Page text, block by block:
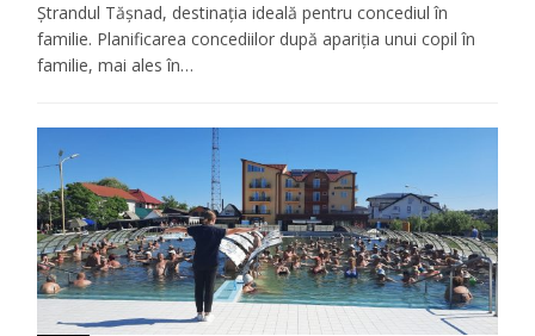
Ștrandul Tășnad, destinația ideală pentru concediul în
familie. Planificarea concediilor după apariția unui copil în
familie, mai ales în…